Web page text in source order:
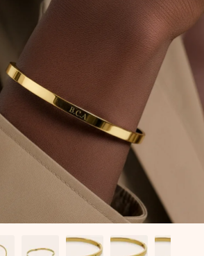
begeistern. Kunden bewerten uns mit
(Gesamtergebnis aller Länder, in
8:30 - 17:00 Uhr
: 8:30 - 13:00 Uhr